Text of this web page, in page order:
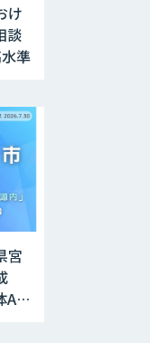
け
談
準
宮
AX